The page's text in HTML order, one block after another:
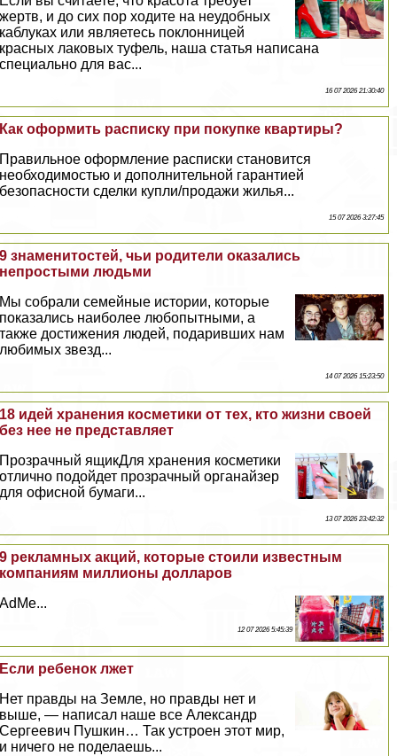
жертв, и до сих пор ходите на неудобных
каблуках или являетесь поклонницей
красных лаковых туфель, наша статья написана
специально для вас...
16 07 2026 21:30:40
Как оформить расписку при покупке квартиры?
Правильное оформление расписки становится
необходимостью и дополнительной гарантией
безопасности сделки купли/продажи жилья...
15 07 2026 3:27:45
9 знаменитостей, чьи родители оказались
непростыми людьми
Мы собрали семейные истории, которые
показались наиболее любопытными, а
также достижения людей, подаривших нам
любимых звезд...
14 07 2026 15:23:50
18 идей хранения косметики от тех, кто жизни своей
без нее не представляет
Прозрачный ящикДля хранения косметики
отлично подойдет прозрачный органайзер
для офисной бумаги...
13 07 2026 23:42:32
9 рекламных акций, которые стоили известным
компаниям миллионы долларов
AdMe...
12 07 2026 5:45:39
Если ребенок лжет
Нет правды на Земле, но правды нет и
выше, — написал наше все Александр
Сергеевич Пушкин… Так устроен этот мир,
и ничего не поделаешь...